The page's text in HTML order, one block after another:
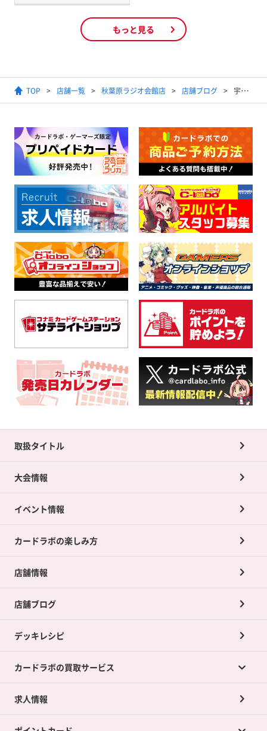
もっと見る
TOP 店舗一覧 秋葉原ラジオ会館店 店舗ブログ 宇宙最強くじ 正月の極意その②
取扱タイトル
大会情報
イベント情報
カードラボの楽しみ方
店舗情報
店舗ブログ
デッキレシピ
カードラボの買取サービス
カードラボの買取サービスTOP
求人情報